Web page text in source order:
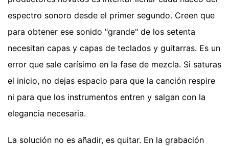
espectro sonoro desde el primer segundo. Creen que
para obtener ese sonido "grande" de los setenta
necesitan capas y capas de teclados y guitarras. Es un
error que sale carísimo en la fase de mezcla. Si saturas
el inicio, no dejas espacio para que la canción respire
ni para que los instrumentos entren y salgan con la
elegancia necesaria.
La solución no es añadir, es quitar. En la grabación